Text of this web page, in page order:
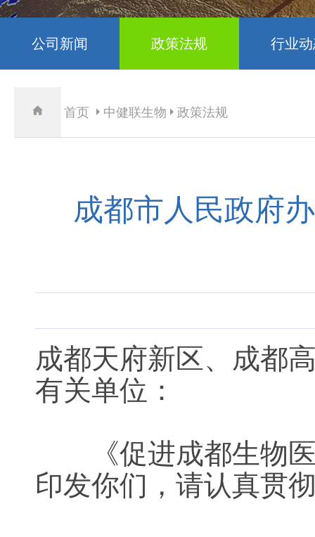
公司新闻 政策法规 行业
首页 中健联生物 政策法规
成都市人民政府
成都天府新区、成都
有关单位：
《促进成都生物医
印发你们，请认真贯